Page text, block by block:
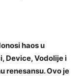
haos u
Device, Vodolije i
renesansu. Ovo je